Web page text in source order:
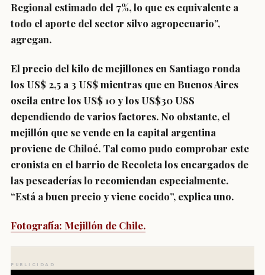
Regional estimado del 7%, lo que es equivalente a
todo el aporte del sector silvo agropecuario”,
agregan.
El precio del kilo de mejillones en Santiago ronda
los US$ 2,5 a 3 US$ mientras que en Buenos Aires
oscila entre los US$ 10 y los US$30 USS
dependiendo de varios factores. No obstante, el
mejillón que se vende en la capital argentina
proviene de Chiloé. Tal como pudo comprobar este
cronista en el barrio de Recoleta los encargados de
las pescaderías lo recomiendan especialmente.
“Está a buen precio y viene cocido”, explica uno.
Fotografía: Mejillón de Chile.
PUBLICIDAD